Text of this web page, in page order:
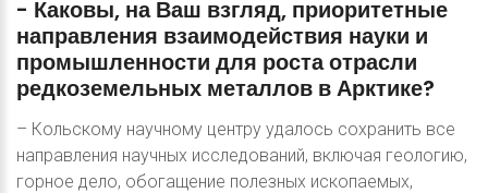
- Каковы, на Ваш взгляд, приоритетные
направления взаимодействия науки и
промышленности для ростаотрасли
редкоземельных металлов вАрктике?
– Кольскому научному центру удалось сохранить все
направления научных исследований, включая геологию,
горное дело, обогащение полезных ископаемых,